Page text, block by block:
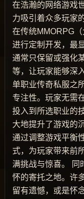
在浩瀚的网络游戏
力吸引着众多玩家
在传统MMORPG
进行定制开发，最
通常只保留或强化
等，让玩家能够深
单职业传奇私服之
专注性。玩家无需
投入到所选职业的
大地提升了游戏的
通过调整游戏平衡
式，为玩家带来前
满挑战与惊喜。 同
怀的寄托之地。许
留有遗憾，或是怀